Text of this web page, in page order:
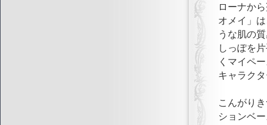
ローナか
オメイ」
うな肌の
しっぽを
くマイペ
キャラク
こんがり
ションベ